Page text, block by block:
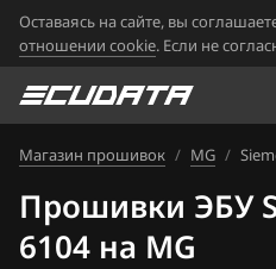
Оставаясь на сайте, вы
отношении cookie. Если не
Магазин прошивок / MG /
Прошивки ЭБУ
6104 на MG